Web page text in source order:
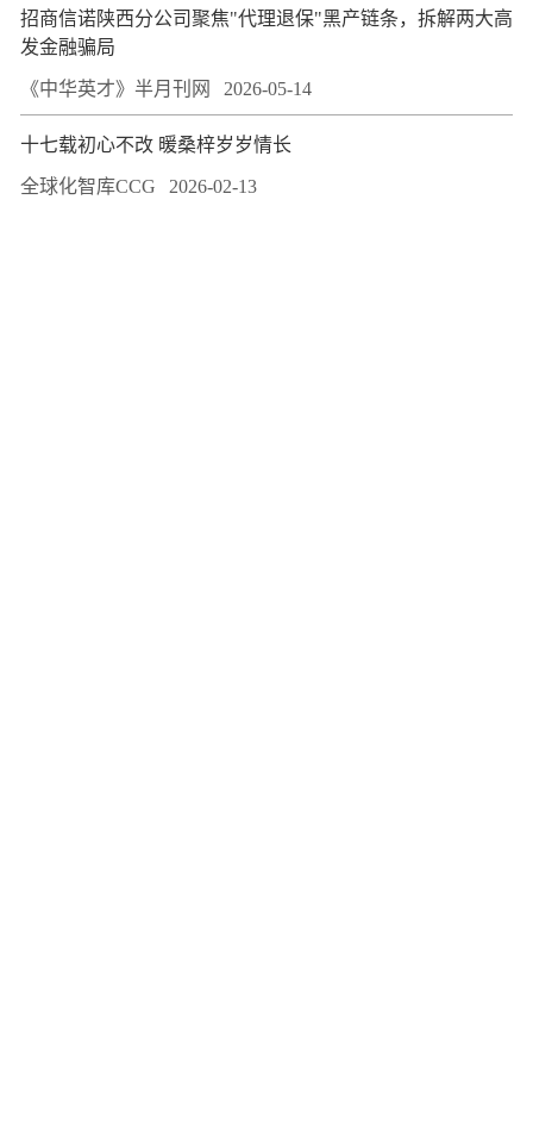
招商信诺陕西分公司聚焦"代理退保"黑产链条，拆解两大高
发金融骗局
《中华英才》半月刊网 2026-05-14
十七载初心不改 暖桑梓岁岁情长
全球化智库CCG 2026-02-13